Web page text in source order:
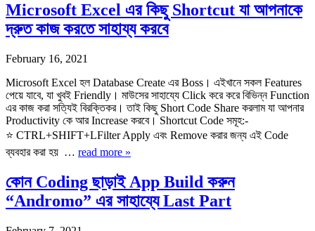
Microsoft Excel এর কিছু Shortcut যা আপনাকে
দ্রুত কাজ করতে সাহায্য করবে
February 16, 2021
Microsoft Excel হল Database Create এর Boss। এইখানে সকল Features
পেয়ে যাবে, যা খুবই Friendly। মাউসের সাহায্যে Click করে করে বিভিন্ন Function
এর কাজ করা সত্যিই বিরক্তিকর। তাই কিছু Short Code Share করলাম যা আপনার
Productivity কে আর Increase করবে। Shortcut Code সমূহ:-
⭐ CTRL+SHIFT+LFilter Apply এবং Remove করার জন্য এই Code
ব্যবহার করা হয় … read more »
কোন Coding ছাড়াই App Build করুন
“Andromo” এর সাহায্যে Last Part